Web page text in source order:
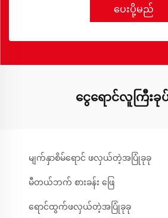
ပေးပို့မည်
ငွေရောင်လူကြီး
မျက်နှာစိမ်ရောင် ဖလှယ်တဲ့အပြုံခုခု
မီတယ်ဘက် စားခန်း ဖြေ
ရောင်ထွက်ဖလှယ်တဲ့အပြုံခုခု